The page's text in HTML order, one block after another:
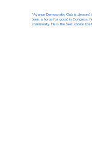
"Avance Democratic Club is
been a force for good in Congress,
community. He is the best choice for